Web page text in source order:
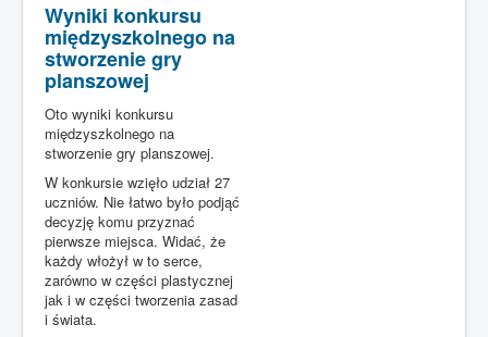
Wyniki konkursu
międzyszkolnego na
stworzenie gry
planszowej
Oto wyniki konkursu
międzyszkolnego na
stworzenie gry planszowej.
W konkursie wzięło udział 27
uczniów. Nie łatwo było podjąć
decyzję komu przyznać
pierwsze miejsca. Widać, że
każdy włożył w to serce,
zarówno w części plastycznej
jak i w części tworzenia zasad
i świata.